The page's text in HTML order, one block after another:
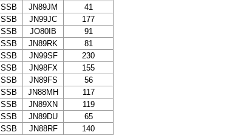
SSB JN89JM
41
SSB JN99JC
177
SSB JO80IB
91
SSB JN89RK
81
SSB JN99SF
230
SSB JN98FX
155
SSB JN89FS
56
SSB JN88MH
117
SSB JN89XN
119
SSB JN89DU
65
SSB JN88RF
140